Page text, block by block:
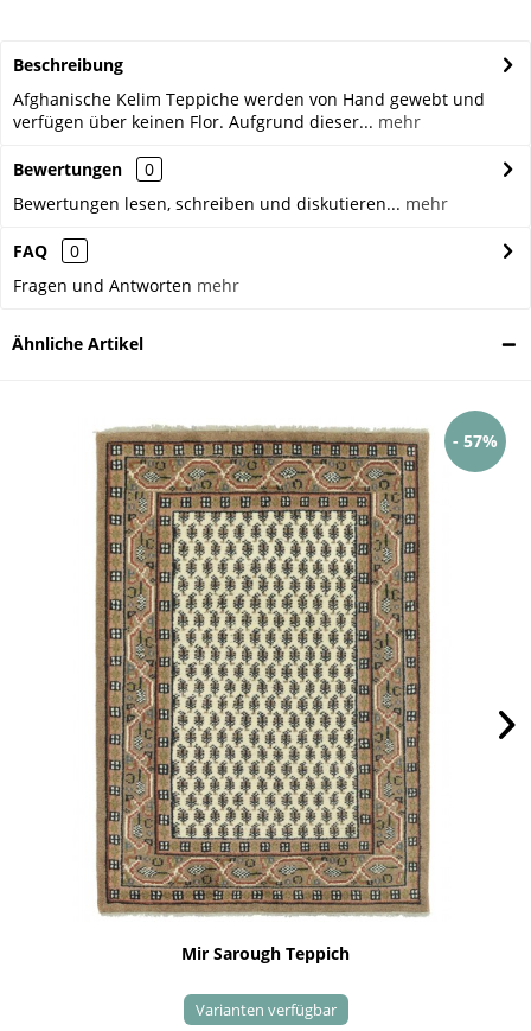
Beschreibung
Afghanische Kelim Teppiche werden von Hand gewebt und
verfügen über keinen Flor. Aufgrund dieser... mehr
Bewertungen
0
Bewertungen lesen, schreiben und diskutieren... mehr
FAQ
0
Fragen und Antworten mehr
Ähnliche Artikel
- 57%
Mir Sarough Teppich
Varianten verfügbar